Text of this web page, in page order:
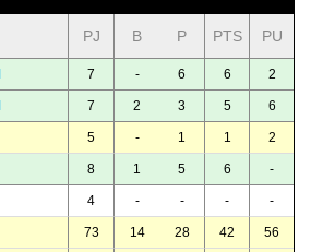
PJ B P PTS PU
7 - 6 6 2
7 2 3 5 6
5 - 1 1 2
8 1 5 6 -
4 - - - -
73 14 28 42 56